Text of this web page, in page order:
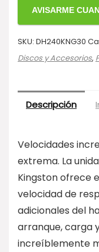
SKU: DH240KNG30
Discos y Accesorios,
Descripción
Velocidades
extrema. La
Kingston ofrece
velocidad de
adicionales del
arranque, carga
increíblemente